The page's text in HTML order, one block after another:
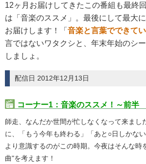
12ヶ月お届けしてきたこの番組も最終
は「音楽のススメ」。最後にして最大
お届けします！「 音楽と言葉でできて
言ではないワタクシと、年末年始のシ
しましょ。
配信日 2012年12月13日
コーナー1：音楽のススメ！～前半
師走、なんだか世間が忙しなくなって来まし
に、「もう今年も終わる」「あと○日しかな
より意識するのがこの時期。今夜はそんな時
曲"を考えます！